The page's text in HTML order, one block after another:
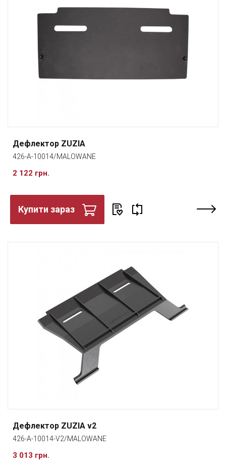
Дефлектор ZUZIA
426-A-10014/MALOWANE
2 122 грн.
Купити зараз
Дефлектор ZUZIA v2
426-A-10014-V2/MALOWANE
3 013 грн.